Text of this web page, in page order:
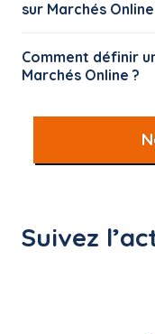
sur Marchés Online
Comment définir
Marchés Online ?
Suivez